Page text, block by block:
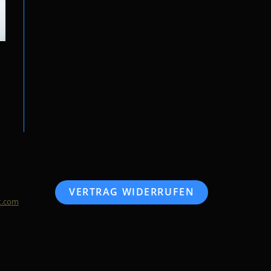
VERTRAG WIDERRUFEN